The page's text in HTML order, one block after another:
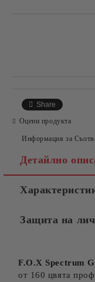
Share
Оцени продукта
Информация за
Детайлно
Защита на
F.O.X Spectrum
от 160 цвята